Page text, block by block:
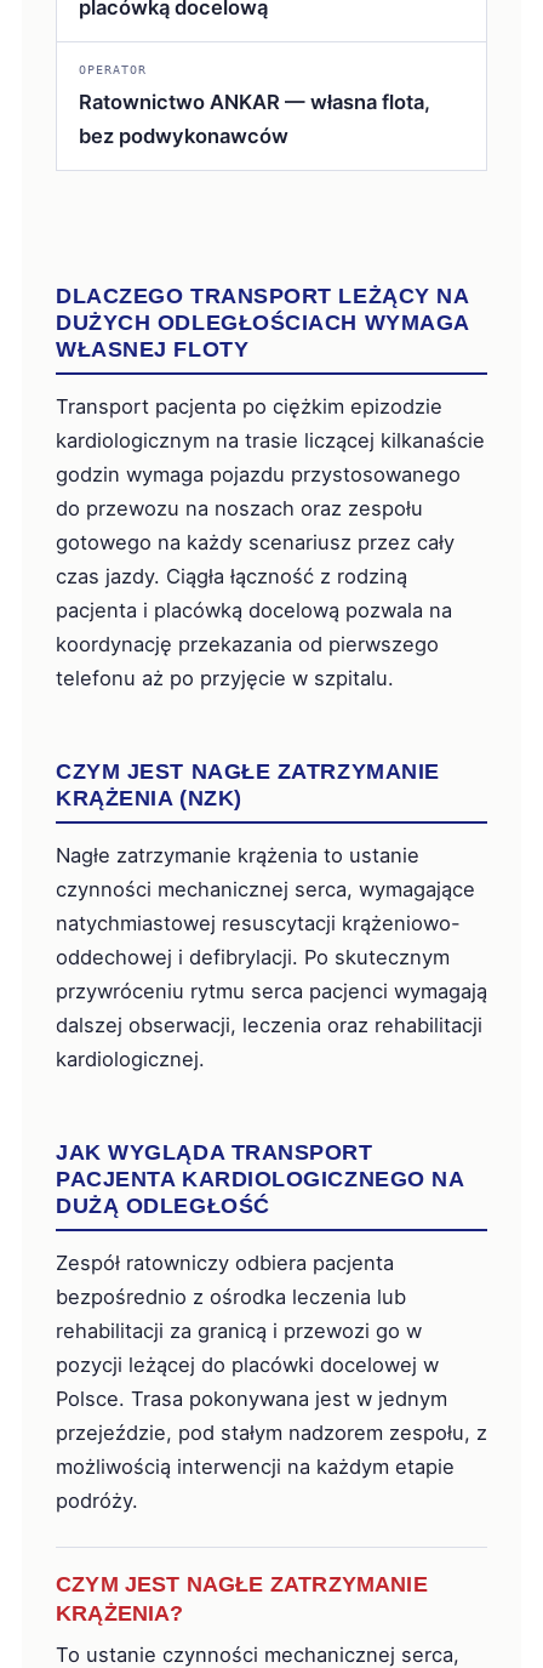
placówką docelową
OPERATOR
Ratownictwo ANKAR — własna flota,
bez podwykonawców
DLACZEGO TRANSPORT LEŻĄCY NA
DUŻYCH ODLEGŁOŚCIACH WYMAGA
WŁASNEJ FLOTY
Transport pacjenta po ciężkim epizodzie
kardiologicznym na trasie liczącej kilkanaście
godzin wymaga pojazdu przystosowanego
do przewozu na noszach oraz zespołu
gotowego na każdy scenariusz przez cały
czas jazdy. Ciągła łączność z rodziną
pacjenta i placówką docelową pozwala na
koordynację przekazania od pierwszego
telefonu aż po przyjęcie w szpitalu.
CZYM JEST NAGŁE ZATRZYMANIE
KRĄŻENIA (NZK)
Nagłe zatrzymanie krążenia to ustanie
czynności mechanicznej serca, wymagające
natychmiastowej resuscytacji krążeniowo-
oddechowej i defibrylacji. Po skutecznym
przywróceniu rytmu serca pacjenci wymagają
dalszej obserwacji, leczenia oraz rehabilitacji
kardiologicznej.
JAK WYGLĄDA TRANSPORT
PACJENTA KARDIOLOGICZNEGO NA
DUŻĄ ODLEGŁOŚĆ
Zespół ratowniczy odbiera pacjenta
bezpośrednio z ośrodka leczenia lub
rehabilitacji za granicą i przewozi go w
pozycji leżącej do placówki docelowej w
Polsce. Trasa pokonywana jest w jednym
przejeździe, pod stałym nadzorem zespołu, z
możliwością interwencji na każdym etapie
podróży.
CZYM JEST NAGŁE ZATRZYMANIE
KRĄŻENIA?
To ustanie czynności mechanicznej serca,